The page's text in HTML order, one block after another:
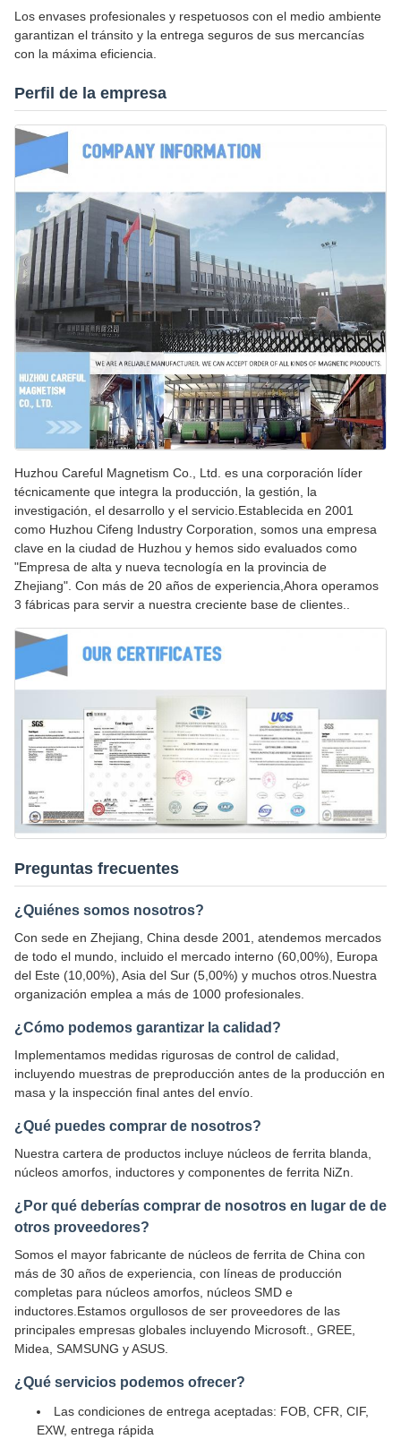
Los envases profesionales y respetuosos con el medio ambiente
garantizan el tránsito y la entrega seguros de sus mercancías
con la máxima eficiencia.
Perfil de la empresa
Huzhou Careful Magnetism Co., Ltd. es una corporación líder
técnicamente que integra la producción, la gestión, la
investigación, el desarrollo y el servicio.Establecida en 2001
como Huzhou Cifeng Industry Corporation, somos una empresa
clave en la ciudad de Huzhou y hemos sido evaluados como
"Empresa de alta y nueva tecnología en la provincia de
Zhejiang". Con más de 20 años de experiencia,Ahora operamos
3 fábricas para servir a nuestra creciente base de clientes..
Preguntas frecuentes
¿Quiénes somos nosotros?
Con sede en Zhejiang, China desde 2001, atendemos mercados
de todo el mundo, incluido el mercado interno (60,00%), Europa
del Este (10,00%), Asia del Sur (5,00%) y muchos otros.Nuestra
organización emplea a más de 1000 profesionales.
¿Cómo podemos garantizar la calidad?
Implementamos medidas rigurosas de control de calidad,
incluyendo muestras de preproducción antes de la producción en
masa y la inspección final antes del envío.
¿Qué puedes comprar de nosotros?
Nuestra cartera de productos incluye núcleos de ferrita blanda,
núcleos amorfos, inductores y componentes de ferrita NiZn.
¿Por qué deberías comprar de nosotros en lugar de de
otros proveedores?
Somos el mayor fabricante de núcleos de ferrita de China con
más de 30 años de experiencia, con líneas de producción
completas para núcleos amorfos, núcleos SMD e
inductores.Estamos orgullosos de ser proveedores de las
principales empresas globales incluyendo Microsoft., GREE,
Midea, SAMSUNG y ASUS.
¿Qué servicios podemos ofrecer?
Las condiciones de entrega aceptadas: FOB, CFR, CIF,
EXW, entrega rápida